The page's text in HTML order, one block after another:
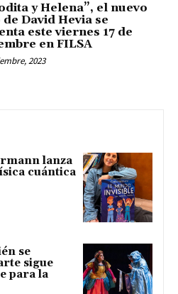
y Helena”, el nuevo
David Hevia se
este viernes 17 de
en FILSA
2023
lanza
cuántica
se
sigue
para la